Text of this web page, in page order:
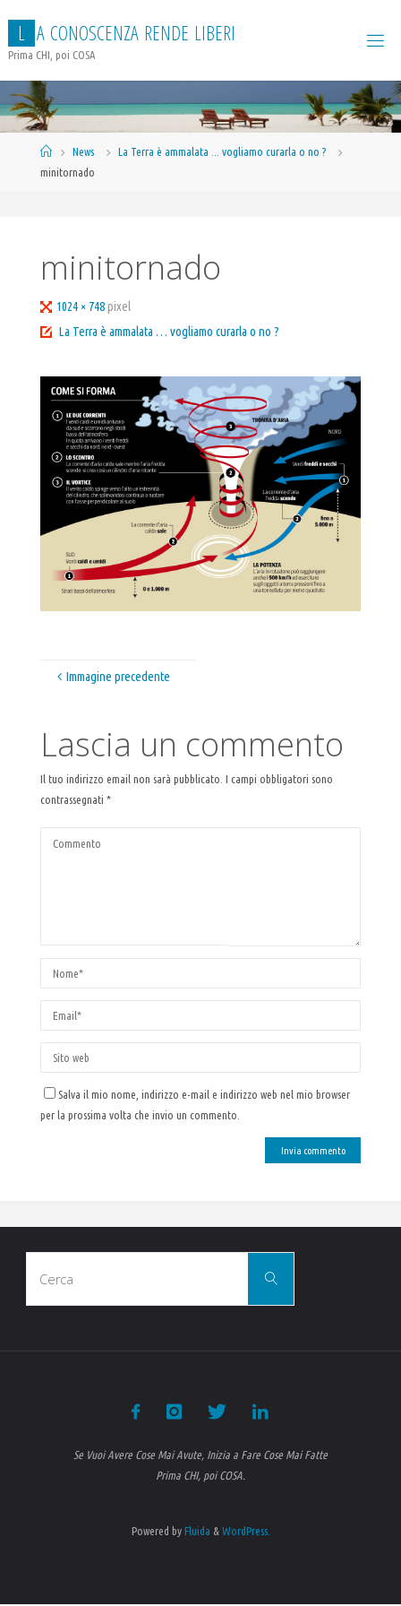
contenuto
L A CONOSCENZA RENDE LIBERI
Prima CHI, poi COSA
HomeNews
La Terra è ammalata ... vogliamo curarla o no ?
minitornado
minitornado
Tutta
larghezza
1024 × 748pixel
La Terra è ammalata … vogliamo curarla o no ?
Immagine precedente
Lascia un commento
Il tuo indirizzo email non sarà pubblicato. I campi obbligatori sono
contrassegnati *
Salva il mio nome, indirizzo e-mail e indirizzo web nel mio browser
per la prossima volta che invio un commento.
Cerca
Se Vuoi Avere Cose Mai Avute, Inizia a Fare Cose Mai Fatte
Prima CHI, poi COSA.
Powered byFluida & WordPress.